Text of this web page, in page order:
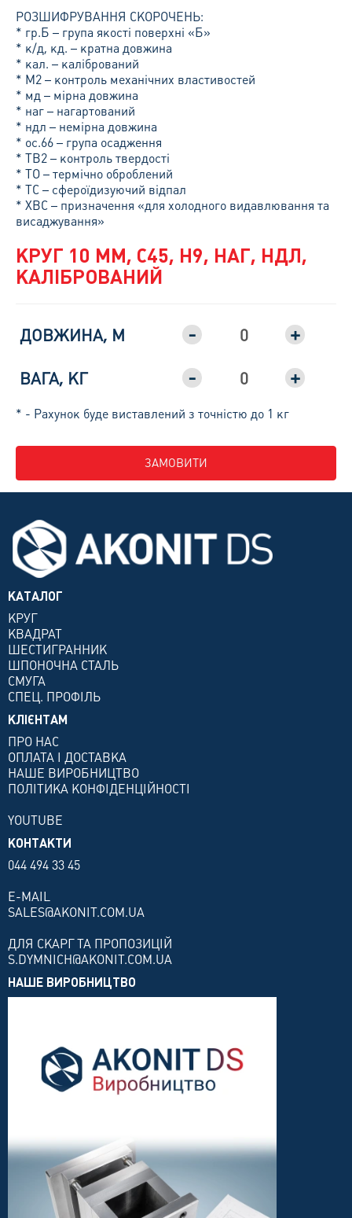
РОЗШИФРУВАННЯ СКОРОЧЕНЬ:
* гр.Б – група якості поверхні «Б»
* к/д, кд. – кратна довжина
* кал. – калібрований
* М2 – контроль механічних властивостей
* мд – мірна довжина
* наг – нагартований
* ндл – немірна довжина
* ос.66 – група осадження
* ТВ2 – контроль твердості
* ТО – термічно оброблений
* ТС – сфероїдизуючий відпал
* ХВС – призначення «для холодного видавлювання та
висаджування»
КРУГ 10 ММ, С45, H9, НАГ, НДЛ,
КАЛІБРОВАНИЙ
ДОВЖИНА, М - +
ВАГА, КГ - +
* - Рахунок буде виставлений з точністю до 1 кг
ЗАМОВИТИ
КАТАЛОГ
КРУГ
КВАДРАТ
ШЕСТИГРАННИК
ШПОНОЧНА СТАЛЬ
СМУГА
СПЕЦ. ПРОФІЛЬ
КЛІЄНТАМ
ПРО НАС
ОПЛАТА І ДОСТАВКА
НАШЕ ВИРОБНИЦТВО
ПОЛІТИКА КОНФІДЕНЦІЙНОСТІ
YOUTUBE
КОНТАКТИ
044 494 33 45
E-MAIL
SALES@AKONIT.COM.UA
ДЛЯ СКАРГ ТА ПРОПОЗИЦІЙ
S.DYMNICH@AKONIT.COM.UA
НАШЕ ВИРОБНИЦТВО